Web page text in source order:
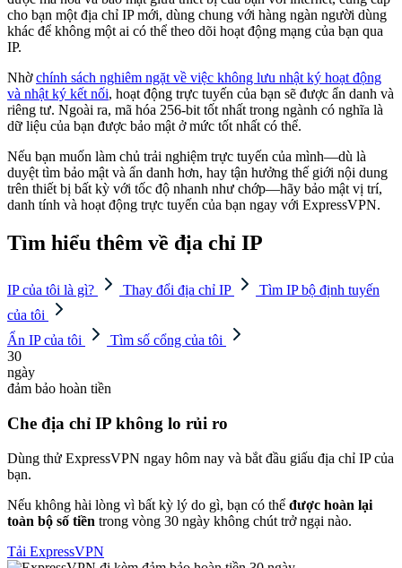
cho bạn một địa chỉ IP mới, dùng chung với hàng ngàn người dùng
khác để không một ai có thể theo dõi hoạt động mạng của bạn qua
IP.
Nhờchính sách nghiêm ngặt về việc không lưu nhật ký hoạt động
và nhật ký kết nối, hoạt động trực tuyến của bạn sẽ được ẩn danh và
riêng tư. Ngoài ra, mã hóa 256-bit tốt nhất trong ngành có nghĩa là
dữ liệu của bạn được bảo mật ở mức tốt nhất có thể.
Nếu bạn muốn làm chủ trải nghiệm trực tuyến của mình—dù là
duyệt tìm bảo mật và ẩn danh hơn, hay tận hưởng thế giới nội dung
trên thiết bị bất kỳ với tốc độ nhanh như chớp—hãy bảo mật vị trí,
danh tính và hoạt động trực tuyến của bạn ngay với ExpressVPN.
Tìm hiểu thêm về địa chỉ IP
IP của tôi là gì? Thay đổi địa chỉ IP
Tìm IP bộ định tuyến
của tôi
Ẩn IP của tôi
Tìm số cổng của tôi
30
ngày
đảm bảo hoàn tiền
Che địa chỉ IP không lo rủi ro
Dùng thử ExpressVPN ngay hôm nay và bắt đầu giấu địa chỉ IP của
bạn.
Nếu không hài lòng vì bất kỳ lý do gì, bạn có thể được hoàn lại
toàn bộ số tiền trong vòng 30 ngày không chút trở ngại nào.
Tải ExpressVPN